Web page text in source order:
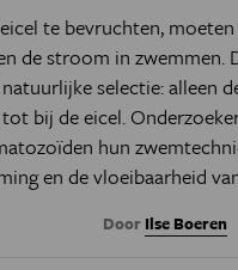
te bevruchten,
de stroom in zwemmen.
selectie: alleen
bij de eicel.
hun
en de vloeibaarheid
Door Ilse Boeren